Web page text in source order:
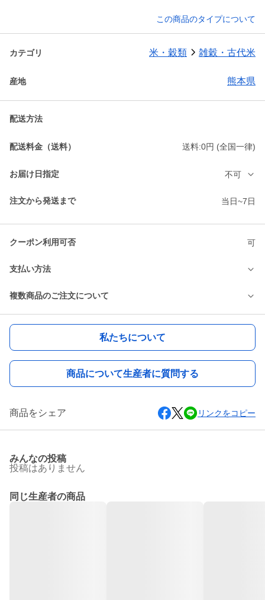
この商品のタイプについて
カテゴリ 米・穀類 雑穀・古代米
産地 熊本県
配送方法
配送料金（送料） 送料:0円 (全国一律)
お届け日指定 不可
注文から発送まで 当日~7日
クーポン利用可否 可
支払い方法
複数商品のご注文について
私たちについて
商品について生産者に質問する
商品をシェア リンクをコピー
みんなの投稿
投稿はありません
同じ生産者の商品